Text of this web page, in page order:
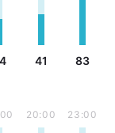
41 83
20:00 23:00